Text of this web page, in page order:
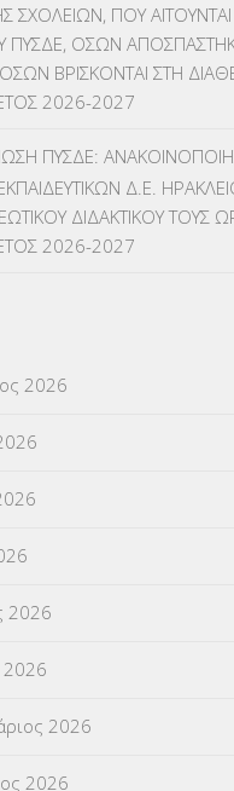
(275)
ΤΟΠΟΘΕΤΗΣΕΙΣ
ΜΑΘΗΤΩΝ(3)
(66)
ΣΧΟΛΕΙΩΝ, ΠΟΥ
ΠΥΣΔΕ, ΟΣΩΝ
ΒΡΙΣΚΟΝΤΑΙ ΣΤΗ
2026-2027
ΠΥΣΔΕ:
Δ.Ε.
ΔΙΔΑΚΤΙΚΟΥ ΤΟΥΣ
2026-2027
2026
2026
2026
2026
2026